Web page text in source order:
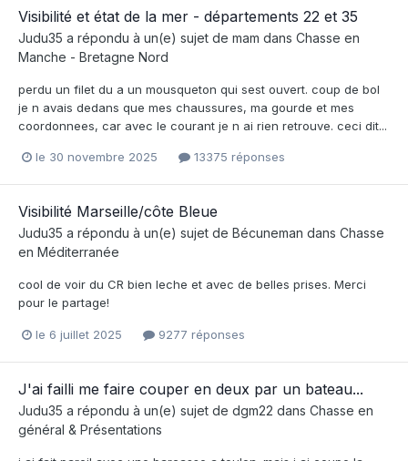
Visibilité et état de la mer - départements 22 et 35
Judu35 a répondu à un(e) sujet de mam dans Chasse en
Manche - Bretagne Nord
perdu un filet du a un mousqueton qui sest ouvert. coup de bol
je n avais dedans que mes chaussures, ma gourde et mes
coordonnees, car avec le courant je n ai rien retrouve. ceci dit...
le 30 novembre 2025 13375 réponses
Visibilité Marseille/côte Bleue
Judu35 a répondu à un(e) sujet de Bécuneman dans Chasse
en Méditerranée
cool de voir du CR bien leche et avec de belles prises. Merci
pour le partage!
le 6 juillet 2025 9277 réponses
J'ai failli me faire couper en deux par un bateau...
Judu35 a répondu à un(e) sujet de dgm22 dans Chasse en
général & Présentations